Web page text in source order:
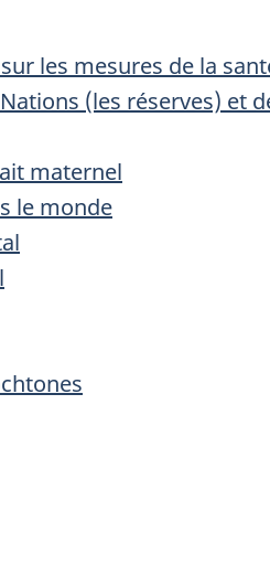
les mesures de la
(les réserves) et
maternel
le monde